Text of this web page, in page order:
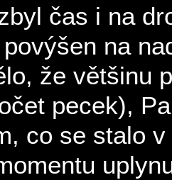
čas i na
na
že většinu
pecek),
co se stalo